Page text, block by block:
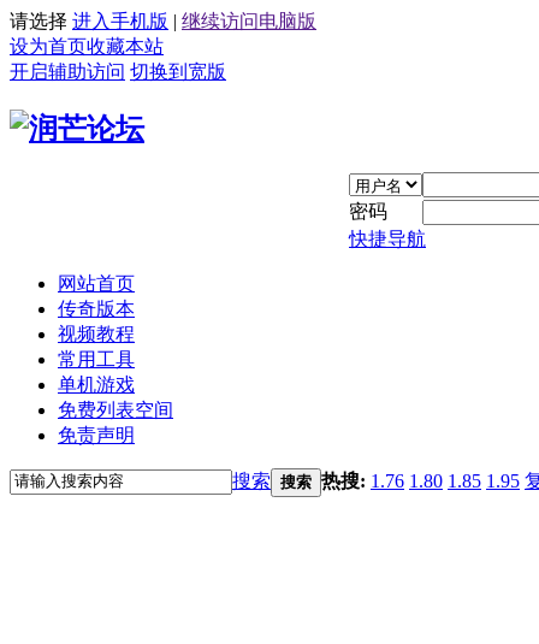
请选择 进入手机版 | 继续访问电脑版
设为首页收藏本站
开启辅助访问 切换到宽版
密码
快捷导航
网站首页
传奇版本
视频教程
常用工具
单机游戏
免费列表空间
免责声明
搜索 搜索 热搜: 1.76 1.80 1.85 1.95